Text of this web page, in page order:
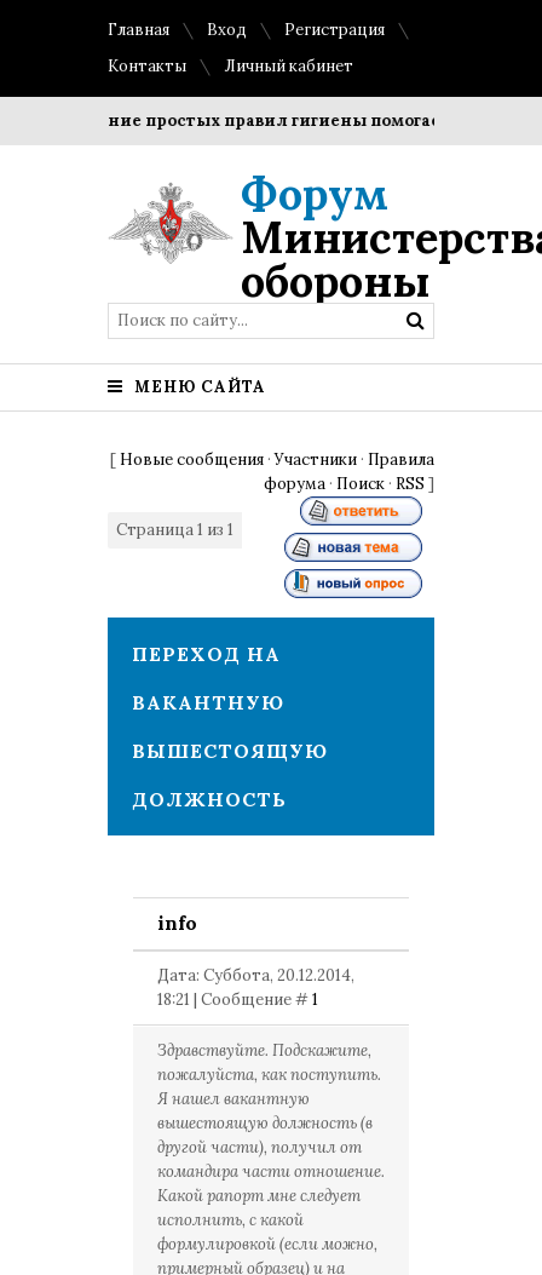
Главная Вход
Регистрация
Контакты
Личный кабинет
простых правил гигиены помогает сохранить
Форум
обороны
МЕНЮ САЙТА
[ Новые сообщения ·Участники · Правила
форума · Поиск · RSS ]
Страница1 из 1
ПЕРЕХОД НА
ВАКАНТНУЮ
ВЫШЕСТОЯЩУЮ
ДОЛЖНОСТЬ
info
Дата: Суббота, 20.12.2014,
18:21 | Сообщение #1
Здравствуйте. Подскажите,
пожалуйста, как поступить.
Я нашел вакантную
вышестоящую должность (в
другой части), получил от
командира части отношение.
Какой рапорт мне следует
исполнить, с какой
формулировкой (если можно,
примерный образец) и на